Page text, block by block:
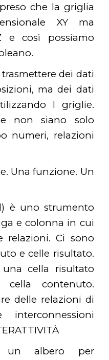
che la griglia
XY ma
e così possiamo
dei dati
ma dei dati
l griglie.
non siano solo
numeri, relazioni
Una funzione. Un
è uno strumento
e colonna in cui
relazioni. Ci sono
e celle risultato.
cella risultato
contenuto.
delle relazioni di
un albero per